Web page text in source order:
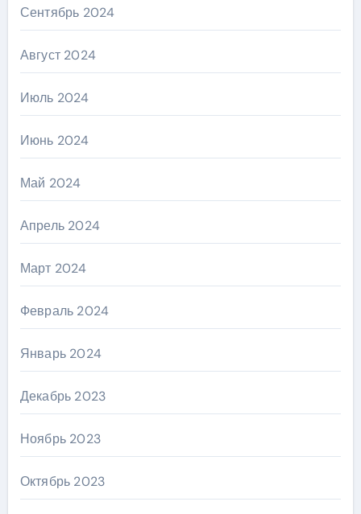
Сентябрь 2024
Август 2024
Июль 2024
Июнь 2024
Май 2024
Апрель 2024
Март 2024
Февраль 2024
Январь 2024
Декабрь 2023
Ноябрь 2023
Октябрь 2023